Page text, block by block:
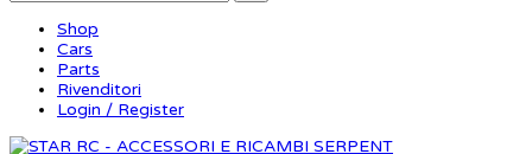
Shop
Cars
Parts
Rivenditori
Login / Register